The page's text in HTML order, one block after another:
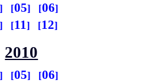
05
06
11 12
2010
05
06